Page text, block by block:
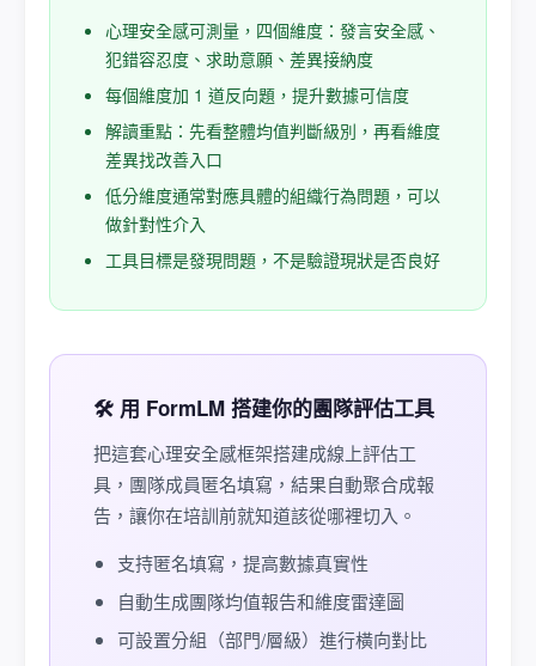
心理安全感可測量，四個維度：發言安全感、
犯錯容忍度、求助意願、差異接納度
每個維度加 1 道反向題，提升數據可信度
解讀重點：先看整體均值判斷級別，再看維度
差異找改善入口
低分維度通常對應具體的組織行為問題，可以
做針對性介入
工具目標是發現問題，不是驗證現狀是否良好
🛠️ 用 FormLM 搭建你的團隊評估工具
把這套心理安全感框架搭建成線上評估工
具，團隊成員匿名填寫，結果自動聚合成報
告，讓你在培訓前就知道該從哪裡切入。
支持匿名填寫，提高數據真實性
自動生成團隊均值報告和維度雷達圖
可設置分組（部門/層級）進行橫向對比